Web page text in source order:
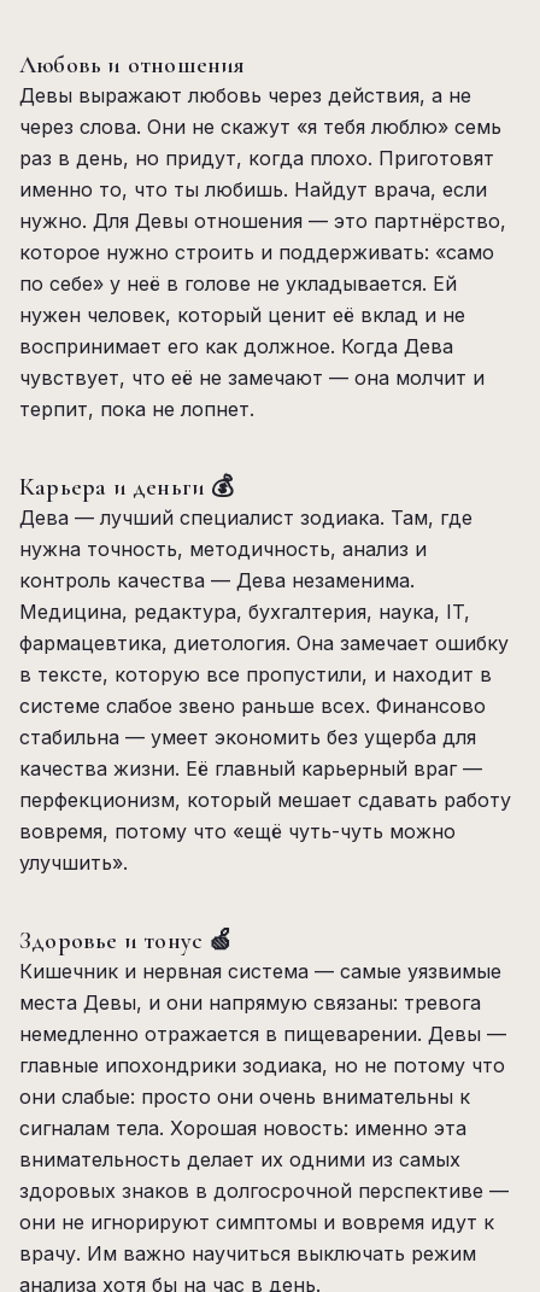
Любовь и отношения
Девы выражают любовь через действия, а не
через слова. Они не скажут «я тебя люблю» семь
раз в день, но придут, когда плохо. Приготовят
именно то, что ты любишь. Найдут врача, если
нужно. Для Девы отношения — это партнёрство,
которое нужно строить и поддерживать: «само
по себе» у неё в голове не укладывается. Ей
нужен человек, который ценит её вклад и не
воспринимает его как должное. Когда Дева
чувствует, что её не замечают — она молчит и
терпит, пока не лопнет.
Карьера и деньги 💰
Дева — лучший специалист зодиака. Там, где
нужна точность, методичность, анализ и
контроль качества — Дева незаменима.
Медицина, редактура, бухгалтерия, наука, IT,
фармацевтика, диетология. Она замечает ошибку
в тексте, которую все пропустили, и находит в
системе слабое звено раньше всех. Финансово
стабильна — умеет экономить без ущерба для
качества жизни. Её главный карьерный враг —
перфекционизм, который мешает сдавать работу
вовремя, потому что «ещё чуть-чуть можно
улучшить».
Здоровье и тонус 🍏
Кишечник и нервная система — самые уязвимые
места Девы, и они напрямую связаны: тревога
немедленно отражается в пищеварении. Девы —
главные ипохондрики зодиака, но не потому что
они слабые: просто они очень внимательны к
сигналам тела. Хорошая новость: именно эта
внимательность делает их одними из самых
здоровых знаков в долгосрочной перспективе —
они не игнорируют симптомы и вовремя идут к
врачу. Им важно научиться выключать режим
анализа хотя бы на час в день.